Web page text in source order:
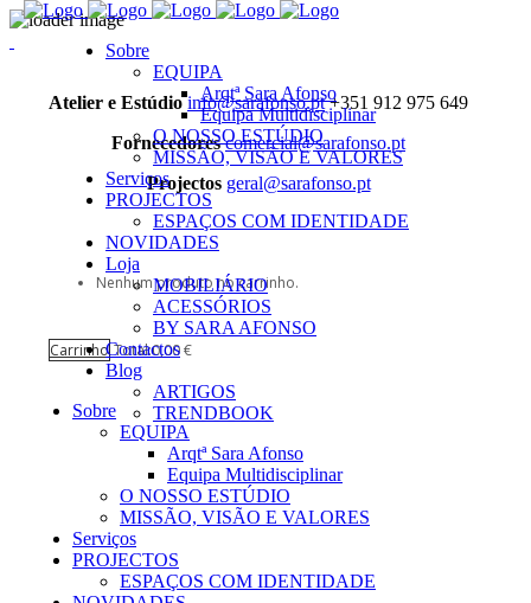
Atelier e Estúdio info@sarafonso.pt+351 912 975 649
Fornecedores comercial@sarafonso.pt
Projectos geral@sarafonso.pt
Sobre
EQUIPA
Arqtª Sara Afonso
Equipa Multidisciplinar
O NOSSO ESTÚDIO
MISSÃO, VISÃO E VALORES
Serviços
PROJECTOS
ESPAÇOS COM IDENTIDADE
NOVIDADES
Loja
MOBILIÁRIO
ACESSÓRIOS
BY SARA AFONSO
Contactos
Blog
ARTIGOS
TRENDBOOK
Nenhum produto no carrinho.
Carrinho Total:0,00€
Sobre
EQUIPA
Arqtª Sara Afonso
Equipa Multidisciplinar
O NOSSO ESTÚDIO
MISSÃO, VISÃO E VALORES
Serviços
PROJECTOS
ESPAÇOS COM IDENTIDADE